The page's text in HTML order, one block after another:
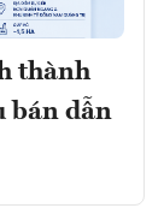
thành
bán dẫn